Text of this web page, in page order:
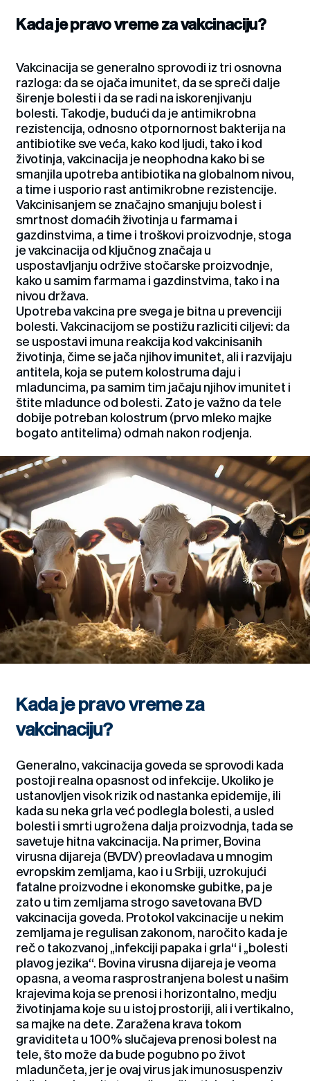
Kada je pravo vreme za vakcinaciju?
Vakcinacija se generalno sprovodi iz tri osnovna
razloga: da se ojača imunitet, da se spreči dalje
širenje bolesti i da se radi na iskorenjivanju
bolesti. Takodje, budući da je antimikrobna
rezistencija, odnosno otpornornost bakterija na
antibiotike sve veća, kako kod ljudi, tako i kod
životinja, vakcinacija je neophodna kako bi se
smanjila upotreba antibiotika na globalnom nivou,
a time i usporio rast antimikrobne rezistencije.
Vakcinisanjem se značajno smanjuju bolest i
smrtnost domaćih životinja u farmama i
gazdinstvima, a time i troškovi proizvodnje, stoga
je vakcinacija od ključnog značaja u
uspostavljanju održive stočarske proizvodnje,
kako u samim farmama i gazdinstvima, tako i na
nivou država.
Upotreba vakcina pre svega je bitna u prevenciji
bolesti. Vakcinacijom se postižu razliciti ciljevi: da
se uspostavi imuna reakcija kod vakcinisanih
životinja, čime se jača njihov imunitet, ali i razvijaju
antitela, koja se putem kolostruma daju i
mladuncima, pa samim tim jačaju njihov imunitet i
štite mladunce od bolesti. Zato je važno da tele
dobije potreban kolostrum (prvo mleko majke
bogato antitelima) odmah nakon rodjenja.
Kada je pravo vreme za
vakcinaciju?
Generalno, vakcinacija goveda se sprovodi kada
postoji realna opasnost od infekcije. Ukoliko je
ustanovljen visok rizik od nastanka epidemije, ili
kada su neka grla već podlegla bolesti, a usled
bolesti i smrti ugrožena dalja proizvodnja, tada se
savetuje hitna vakcinacija. Na primer, Bovina
virusna dijareja (BVDV) preovladava u mnogim
evropskim zemljama, kao i u Srbiji, uzrokujući
fatalne proizvodne i ekonomske gubitke, pa je
zato u tim zemljama strogo savetovana BVD
vakcinacija goveda. Protokol vakcinacije u nekim
zemljama je regulisan zakonom, naročito kada je
reč o takozvanoj „infekciji papaka i grla“ i „bolesti
plavog jezika“. Bovina virusna dijareja je veoma
opasna, a veoma rasprostranjena bolest u našim
krajevima koja se prenosi i horizontalno, medju
životinjama koje su u istoj prostoriji, ali i vertikalno,
sa majke na dete. Zaražena krava tokom
graviditeta u 100% slučajeva prenosi bolest na
tele, što može da bude pogubno po život
mladunčeta, jer je ovaj virus jak imunosuspenziv